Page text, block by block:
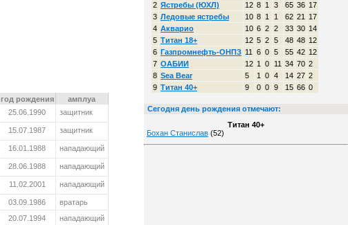
год рождения
амплуа
25.06.1990 защитник
15.07.1987 защитник
16.01.1988 нападающий
28.06.1988 нападающий
11.02.2001 нападающий
03.09.1986
вратарь
20.07.1994 нападающий
2 Ястребы (ЮХЛ) 12 8 1 3 65 36 17
3 Ледовые ястребы 10 8 1 1 62 21
17
4 Акварио 10 6 2 2 33 30 14
5 Титан 18+ 12 5 2 5 48 48 12
6 Газпромнефть-ОНПЗ 11 6 0 5 55 42 12
7 ОАБИИ 12 1 0 11 34 70 2
8 Sea Bear 5 1 0 4 14 27 2
9 Титан 40+ 9 0 0 9 15 66 0
Сегодня день рождения отмечают:
Титан 40+
Бохан Станислав (52)